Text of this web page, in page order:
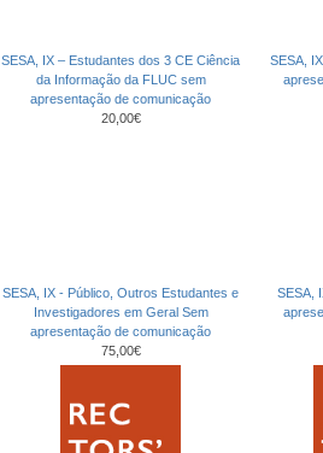
SESA, IX – Estudantes dos 3 CE Ciência
da Informação da FLUC sem
apresentação de comunicação
20,00€
SESA,
SESA, IX - Público, Outros Estudantes e
Investigadores em Geral Sem
apresentação de comunicação
75,00€
SESA,